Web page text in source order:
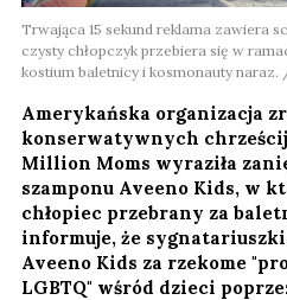
Trwająca 15 sekund reklama zawiera
czysty chłopczyk przebiera się w
kostium baletnicy i kosmonauty naraz.
Amerykańska organizacja
konserwatywnych
Million Moms wyraziła
szamponu Aveeno Kids, w
chłopiec przebrany za
informuje, że
Aveeno Kids za rzekome
LGBTQ" wśród dzieci